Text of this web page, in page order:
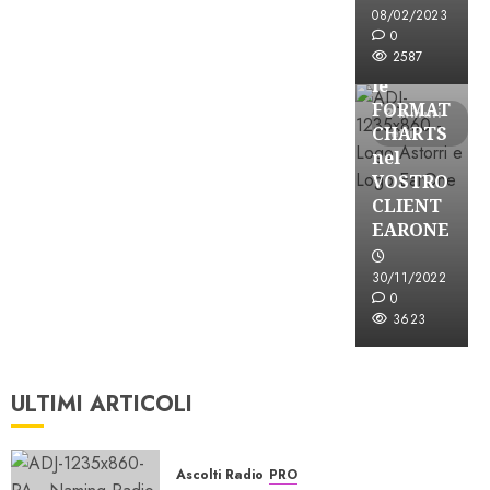
08/02/2023
0
2587
3 minuti
letti
Partnership
le
FORMAT
CHARTS
nel
VOSTRO
CLIENT
EARONE
30/11/2022
0
3623
ULTIMI ARTICOLI
Ascolti Radio PRO